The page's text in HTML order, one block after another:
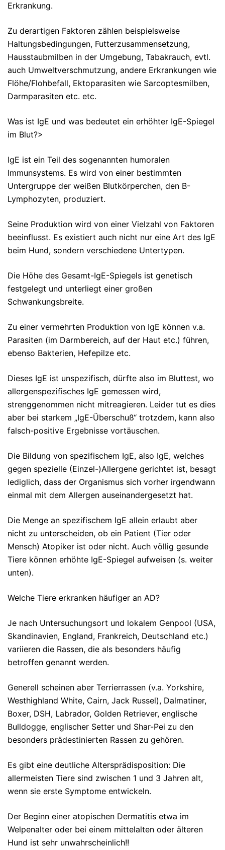
Erkrankung.
Zu derartigen Faktoren zählen beispielsweise
Haltungsbedingungen, Futterzusammensetzung,
Hausstaubmilben in der Umgebung, Tabakrauch, evtl.
auch Umweltverschmutzung, andere Erkrankungen wie
Flöhe/Flohbefall, Ektoparasiten wie Sarcoptesmilben,
Darmparasiten etc. etc.
Was ist IgE und was bedeutet ein erhöhter IgE-Spiegel
im Blut?>
IgE ist ein Teil des sogenannten humoralen
Immunsystems. Es wird von einer bestimmten
Untergruppe der weißen Blutkörperchen, den B-
Lymphozyten, produziert.
Seine Produktion wird von einer Vielzahl von Faktoren
beeinflusst. Es existiert auch nicht nur eine Art des IgE
beim Hund, sondern verschiedene Untertypen.
Die Höhe des Gesamt-IgE-Spiegels ist genetisch
festgelegt und unterliegt einer großen
Schwankungsbreite.
Zu einer vermehrten Produktion von IgE können v.a.
Parasiten (im Darmbereich, auf der Haut etc.) führen,
ebenso Bakterien, Hefepilze etc.
Dieses IgE ist unspezifisch, dürfte also im Bluttest, wo
allergenspezifisches IgE gemessen wird,
strenggenommen nicht mitreagieren. Leider tut es dies
aber bei starkem „IgE-Überschuß“ trotzdem, kann also
falsch-positive Ergebnisse vortäuschen.
Die Bildung von spezifischem IgE, also IgE, welches
gegen spezielle (Einzel-)Allergene gerichtet ist, besagt
lediglich, dass der Organismus sich vorher irgendwann
einmal mit dem Allergen auseinandergesetzt hat.
Die Menge an spezifischem IgE allein erlaubt aber
nicht zu unterscheiden, ob ein Patient (Tier oder
Mensch) Atopiker ist oder nicht. Auch völlig gesunde
Tiere können erhöhte IgE-Spiegel aufweisen (s. weiter
unten).
Welche Tiere erkranken häufiger an AD?
Je nach Untersuchungsort und lokalem Genpool (USA,
Skandinavien, England, Frankreich, Deutschland etc.)
variieren die Rassen, die als besonders häufig
betroffen genannt werden.
Generell scheinen aber Terrierrassen (v.a. Yorkshire,
Westhighland White, Cairn, Jack Russel), Dalmatiner,
Boxer, DSH, Labrador, Golden Retriever, englische
Bulldogge, englischer Setter und Shar-Pei zu den
besonders prädestinierten Rassen zu gehören.
Es gibt eine deutliche Altersprädisposition: Die
allermeisten Tiere sind zwischen 1 und 3 Jahren alt,
wenn sie erste Symptome entwickeln.
Der Beginn einer atopischen Dermatitis etwa im
Welpenalter oder bei einem mittelalten oder älteren
Hund ist sehr unwahrscheinlich!!